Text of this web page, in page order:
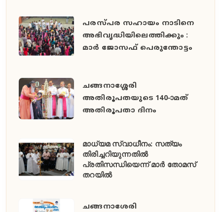
പരസ്പര സഹായം നാടിനെ
അഭിവൃദ്ധിയിലെത്തിക്കും :
മാർ ജോസഫ് പെരുന്തോട്ടം
ചങ്ങനാശ്ശേരി
അതിരൂപതയുടെ 140-ാമത്
അതിരൂപതാ ദിനം
മാധ്യമ സ്വാധീനം: സത്യം
തിരിച്ചറിയുന്നതിൽ
പ്രതിസന്ധിയെന്ന് മാർ തോമസ്
തറയിൽ
ചങ്ങനാശേരി